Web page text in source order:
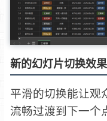
新的幻灯片切换效果
平滑的切换能让观
流畅过渡到下一个